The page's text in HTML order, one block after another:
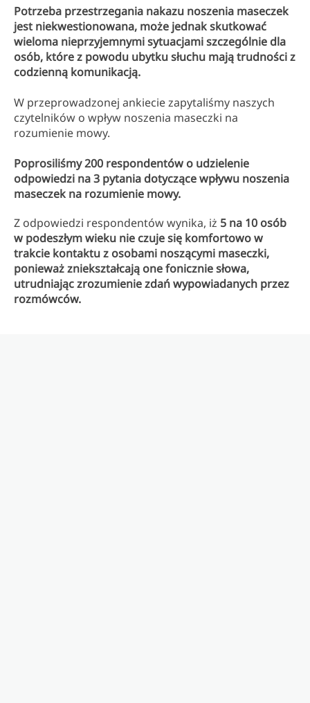
Potrzeba przestrzegania nakazu noszenia maseczek
jest niekwestionowana, może jednak skutkować
wieloma nieprzyjemnymi sytuacjami szczególnie dla
osób, które z powodu ubytku słuchu mają trudności z
codzienną komunikacją.
W przeprowadzonej ankiecie zapytaliśmy naszych
czytelników o wpływ noszenia maseczki na
rozumienie mowy.
Poprosiliśmy 200 respondentów o udzielenie
odpowiedzi na 3 pytania dotyczące wpływu noszenia
maseczek na rozumienie mowy.
Z odpowiedzi respondentów wynika, iż 5 na 10 osób
w podeszłym wieku nie czuje się komfortowo w
trakcie kontaktu z osobami noszącymi maseczki,
ponieważ zniekształcają one fonicznie słowa,
utrudniając zrozumienie zdań wypowiadanych przez
rozmówców.